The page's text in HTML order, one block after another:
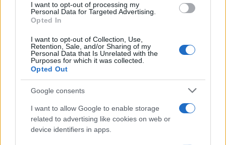
consent section.
I want to opt-out of processing my
Personal Data for Targeted Advertising.
Opted In
I want to opt-out of Collection, Use,
Retention, Sale, and/or Sharing of my
Personal Data that Is Unrelated with the
Purposes for which it was collected.
Opted Out
Google consents
I want to allow Google to enable storage
related to advertising like cookies on web or
device identifiers in apps.
I Paesi dove puoi vivere una vacanza
in campeggio spendendo molto meno
del previsto
CHI